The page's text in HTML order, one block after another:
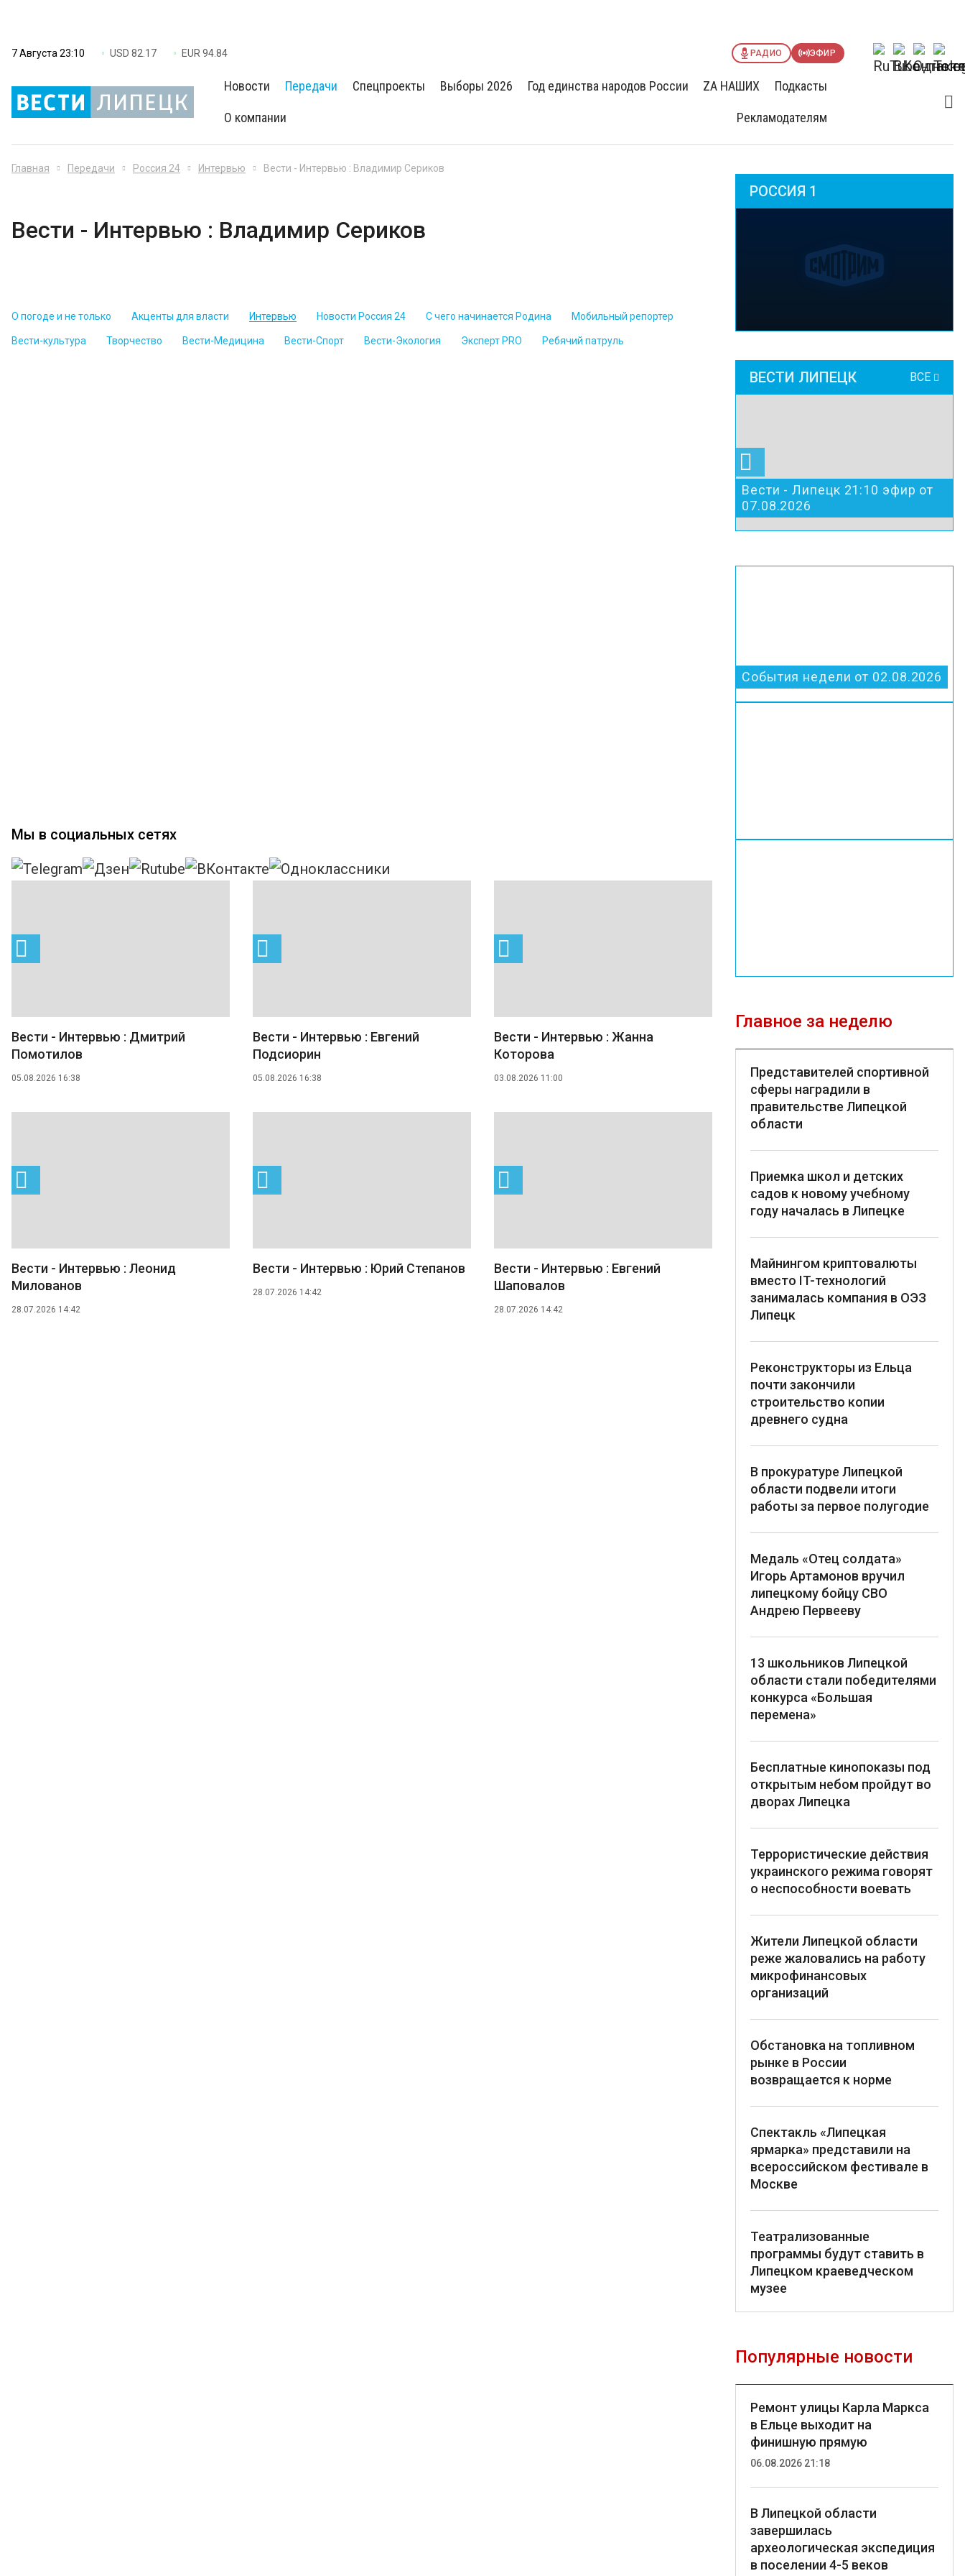
7 Августа 23:10 USD 82.17 EUR 94.84 РАДИО ЭФИР
Новости Передачи Спецпроекты Выборы 2026 Год единства народов России ZА НАШИХ Подкасты
О компании Рекламодателям
Главная Передачи Россия 24 Интервью Вести - Интервью : Владимир Сериков
Вести - Интервью : Владимир Сериков
О погоде и не только Акценты для власти Интервью Новости Россия 24 С чего начинается Родина Мобильный репортер
Вести-культура Творчество Вести-Медицина Вести-Спорт Вести-Экология Эксперт PRO Ребячий патруль
Мы в социальных сетях
Вести - Интервью : Дмитрий
Помотилов
05.08.2026 16:38
Вести - Интервью : Евгений
Подсиорин
05.08.2026 16:38
Вести - Интервью : Жанна
Которова
03.08.2026 11:00
Вести - Интервью : Леонид
Милованов
28.07.2026 14:42
Вести - Интервью : Юрий Степанов
28.07.2026 14:42
Вести - Интервью : Евгений
Шаповалов
28.07.2026 14:42
РОССИЯ 1
ВЕСТИ ЛИПЕЦК ВСЕ
Вести - Липецк 21:10 эфир от
07.08.2026
События недели от 02.08.2026
Главное за неделю
Представителей спортивной
сферы наградили в
правительстве Липецкой
области
Приемка школ и детских
садов к новому учебному
году началась в Липецке
Майнингом криптовалюты
вместо IT-технологий
занималась компания в ОЭЗ
Липецк
Реконструкторы из Ельца
почти закончили
строительство копии
древнего судна
В прокуратуре Липецкой
области подвели итоги
работы за первое полугодие
Медаль «Отец солдата»
Игорь Артамонов вручил
липецкому бойцу СВО
Андрею Первееву
13 школьников Липецкой
области стали победителями
конкурса «Большая
перемена»
Бесплатные кинопоказы под
открытым небом пройдут во
дворах Липецка
Террористические действия
украинского режима говорят
о неспособности воевать
Жители Липецкой области
реже жаловались на работу
микрофинансовых
организаций
Обстановка на топливном
рынке в России
возвращается к норме
Спектакль «Липецкая
ярмарка» представили на
всероссийском фестивале в
Москве
Театрализованные
программы будут ставить в
Липецком краеведческом
музее
Популярные новости
Ремонт улицы Карла Маркса
в Ельце выходит на
финишную прямую
06.08.2026 21:18
В Липецкой области
завершилась
археологическая экспедиция
в поселении 4-5 веков